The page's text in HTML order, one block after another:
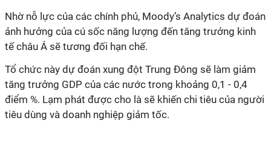
Nhờ nỗ lực của các chính phủ, Moody’s Analytics dự đoán
ảnh hưởng của cú sốc năng lượng đến tăng trưởng kinh
tế châu Á sẽ tương đối hạn chế.
Tổ chức này dự đoán xung đột Trung Đông sẽ làm giảm
tăng trưởng GDP của các nước trong khoảng 0,1 - 0,4
điểm %. Lạm phát được cho là sẽ khiến chi tiêu của người
tiêu dùng và doanh nghiệp giảm tốc.